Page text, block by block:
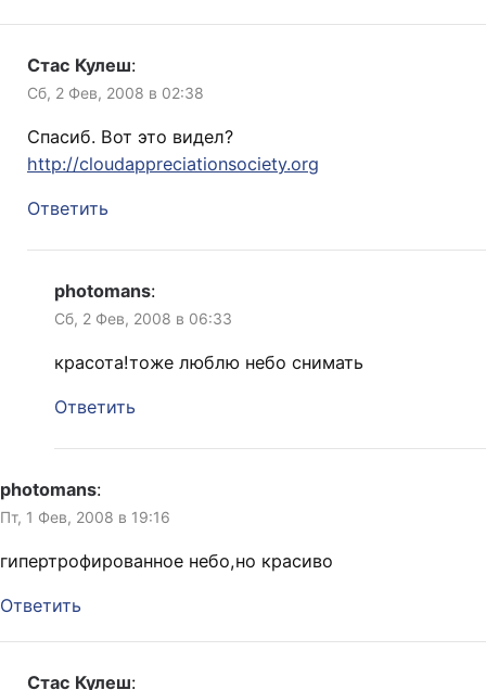
Стас Кулеш:
Сб, 2 Фев, 2008 в 02:38
Спасиб. Вот это видел?
http://cloudappreciationsociety.org
Ответить
photomans:
Сб, 2 Фев, 2008 в 06:33
красота!тоже люблю небо снимать
Ответить
photomans:
Пт, 1 Фев, 2008 в 19:16
гипертрофированное небо,но красиво
Ответить
Стас Кулеш: